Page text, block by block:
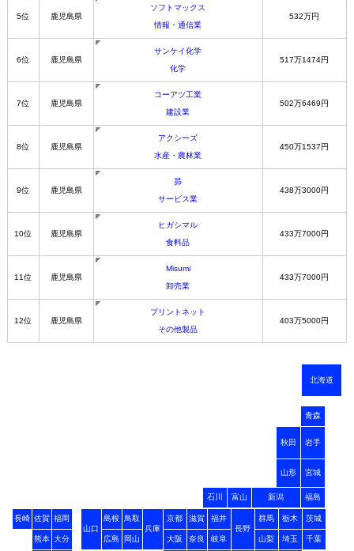
5位 鹿児島県
ソフトマックス
情報・通信業
532万円
6位 鹿児島県
サンケイ化学
化学
517万1474円
7位 鹿児島県
コーアツ工業
建設業
502万6469円
8位 鹿児島県
アクシーズ
水産・農林業
450万1537円
9位 鹿児島県
昴
サービス業
438万3000円
10位 鹿児島県
ヒガシマル
食料品
433万7000円
11位 鹿児島県
Misumi
卸売業
433万7000円
12位 鹿児島県
プリントネット
その他製品
403万5000円
北海道
青森
秋田 岩手
山形 宮城
石川 富山 新潟 福島
長崎 佐賀 福岡
山口
島根
鳥取
兵庫
京都 滋賀
福井
長野
群馬 栃木 茨城
熊本 大分 広島 岡山 大阪 奈良 岐阜 山梨 埼玉 千葉